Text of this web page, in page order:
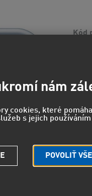
Kód
nám
cookies, které
s jejich
POVOLIŤ